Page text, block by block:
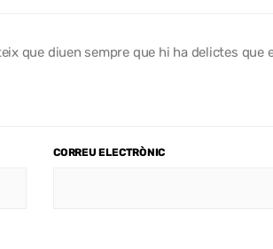
que diuen sempre que hi ha delictes que
CORREU ELECTRÒNIC